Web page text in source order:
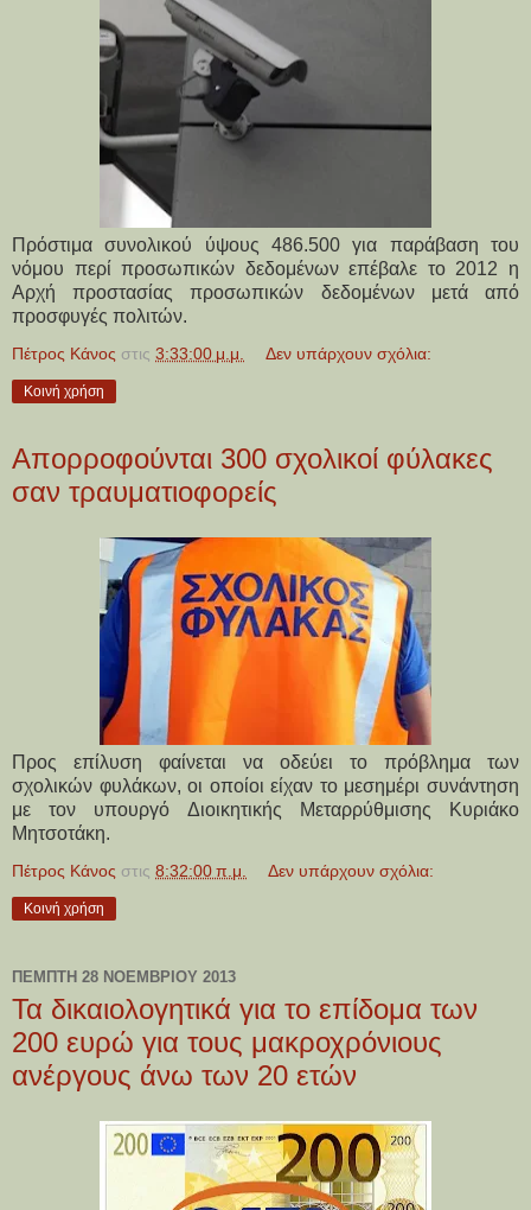
Πρόστιμα συνολικού ύψους 486.500 για παράβαση του
νόμου περί προσωπικών δεδομένων επέβαλε το 2012 η
Αρχή προστασίας προσωπικών δεδομένων μετά από
προσφυγές πολιτών.
Πέτρος Κάνος στις 3:33:00 μ.μ. Δεν υπάρχουν σχόλια:
Κοινή χρήση
Απορροφούνται 300 σχολικοί φύλακες
σαν τραυματιοφορείς
Προς επίλυση φαίνεται να οδεύει το πρόβλημα των
σχολικών φυλάκων, οι οποίοι είχαν το μεσημέρι συνάντηση
με τον υπουργό Διοικητικής Μεταρρύθμισης Κυριάκο
Μητσοτάκη.
Πέτρος Κάνος στις 8:32:00 π.μ. Δεν υπάρχουν σχόλια:
Κοινή χρήση
ΠΈΜΠΤΗ 28 ΝΟΕΜΒΡΊΟΥ 2013
Τα δικαιολογητικά για το επίδομα των
200 ευρώ για τους μακροχρόνιους
ανέργους άνω των 20 ετών